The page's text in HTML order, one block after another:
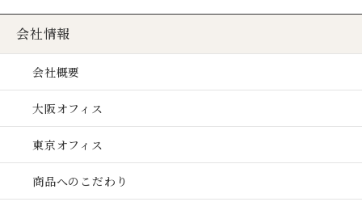
会社情報
会社概要
大阪オフィス
東京オフィス
商品へのこだわり